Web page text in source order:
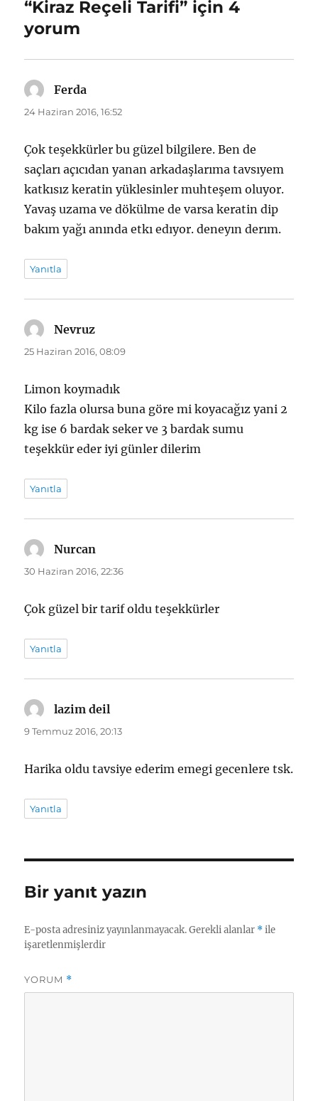
“Kiraz Reçeli Tarifi” için 4
yorum
Ferda
ki:
24 Haziran 2016, 16:52
Çok teşekkürler bu güzel bilgilere. Ben de
saçları açıcıdan yanan arkadaşlarıma tavsıyem
katkısız keratin yüklesinler muhteşem oluyor.
Yavaş uzama ve dökülme de varsa keratin dip
bakım yağı anında etkı edıyor. deneyın derım.
Yanıtla
Nevruz
ki:
25 Haziran 2016, 08:09
Limon koymadık
Kilo fazla olursa buna göre mi koyacağız yani 2
kg ise 6 bardak seker ve 3 bardak sumu
teşekkür eder iyi günler dilerim
Yanıtla
Nurcan
ki:
30 Haziran 2016, 22:36
Çok güzel bir tarif oldu teşekkürler
Yanıtla
lazim deil
ki:
9 Temmuz 2016, 20:13
Harika oldu tavsiye ederim emegi gecenlere tsk.
Yanıtla
Bir yanıt yazın
E-posta adresiniz yayınlanmayacak. Gerekli alanlar *ile
işaretlenmişlerdir
YORUM *